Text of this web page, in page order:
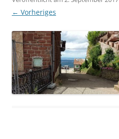
← Vorheriges